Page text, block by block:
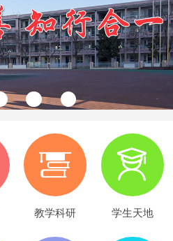
教学科研 学生天地